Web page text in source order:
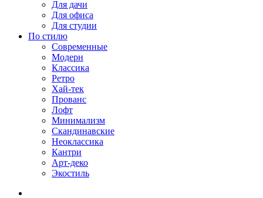
Для дачи
Для офиса
Для студии
По стилю
Современные
Модерн
Классика
Ретро
Хай-тек
Прованс
Лофт
Минимализм
Скандинавские
Неоклассика
Кантри
Арт-деко
Экостиль